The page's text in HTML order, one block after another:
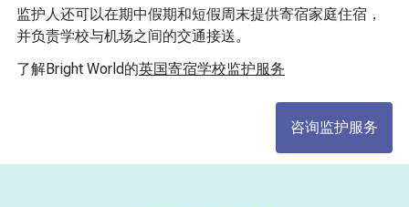
监护人还可以在期中假期和短假周末提供寄宿家庭住宿，
并负责学校与机场之间的交通接送。
了解Bright World的英国寄宿学校监护服务
咨询监护服务